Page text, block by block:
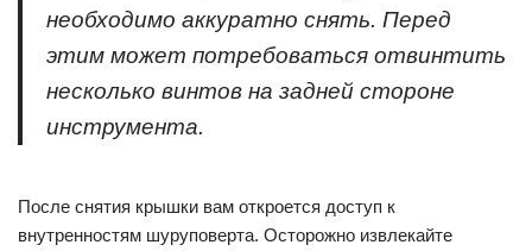
необходимо аккуратно снять. Перед
этим может потребоваться отвинтить
несколько винтов на задней стороне
инструмента.
После снятия крышки вам откроется доступ к
внутренностям шуруповерта. Осторожно извлекайте